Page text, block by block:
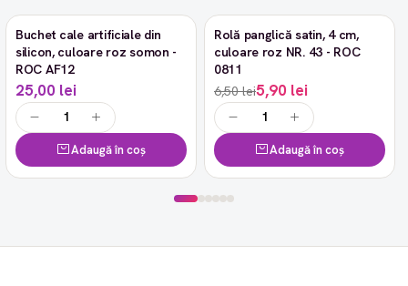
Buchet cale artificiale din
silicon, culoare roz somon -
ROC AF12
25,00 lei
Adaugă în coș
-9%
Rolă panglică satin, 4 cm,
culoare roz NR. 43 - ROC
0811
6,50 lei5,90 lei
Adaugă în coș